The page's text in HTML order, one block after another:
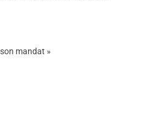
mandat »